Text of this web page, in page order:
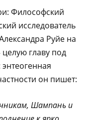
Философский
исследователь
Руйе на
главу под
он пишет:
Шампань и